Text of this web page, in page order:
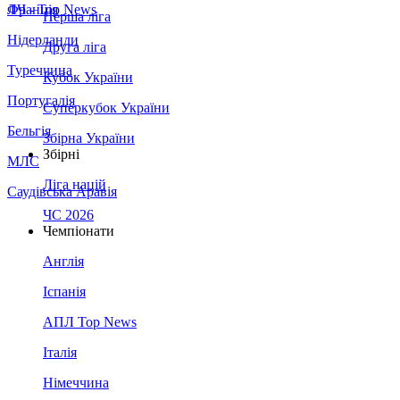
Франція
Нідерланди
Туреччина
Португалія
Бельгія
МЛС
Саудівська Аравія
ЛЧ - Top News
Перша ліга
Друга ліга
Кубок України
Суперкубок України
Збірна України
Збірні
Ліга націй
ЧС 2026
Чемпіонати
Англія
Іспанія
АПЛ Top News
Італія
Німеччина